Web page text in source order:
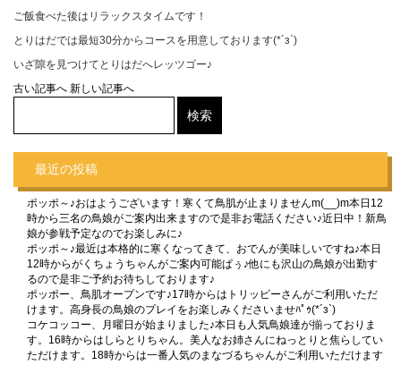
ご飯食べた後はリラックスタイムです！
とりはだでは最短30分からコースを用意しております(*´з`)
いざ隙を見つけてとりはだへレッツゴー♪
古い記事へ 新しい記事へ
最近の投稿
ポッポ～♪おはようございます！寒くて鳥肌が止まりませんm(__)m本日12
時から三名の鳥娘がご案内出来ますので是非お電話ください♪近日中！新鳥
娘が参戦予定なのでお楽しみに♪
ポッポ～♪最近は本格的に寒くなってきて、おでんが美味しいですね♪本日
12時からがくちょうちゃんがご案内可能ぱぅ♪他にも沢山の鳥娘が出勤す
るので是非ご予約お待ちしております♪
ポッポー、鳥肌オープンです♪17時からはトリッピーさんがご利用いただ
けます。高身長の鳥娘のプレイをお楽しみくださいませﾊﾟｩ(*´з`)
コケコッコー、月曜日が始まりました♪本日も人気鳥娘達が揃っておりま
す。16時からはしらとりちゃん。美人なお姉さんにねっとりと焦らしてい
ただけます。18時からは一番人気のまなづるちゃんがご利用いただけます